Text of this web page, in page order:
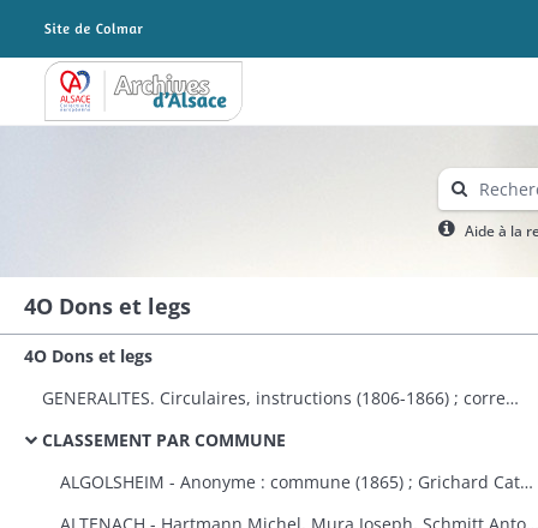
Archives Alsace - Colmar
Aide à la
4O Dons et legs
4O Dons et legs
GENERALITES. Circulaires, instructions (1806-1866) ; correspondance avec le préfet (1823-1870) ; dons à plusieurs communes et établissements publics (1808-1870) ; états des dons et legs faits aux établissements religieux et publics (1823-1870).
CLASSEMENT PAR COMMUNE
ALGOLSHEIM - Anonyme : commune (1865) ; Grichard Catherine : caisse des pauvres protestants d'Algolsheim et de Volgelsheim (1853).